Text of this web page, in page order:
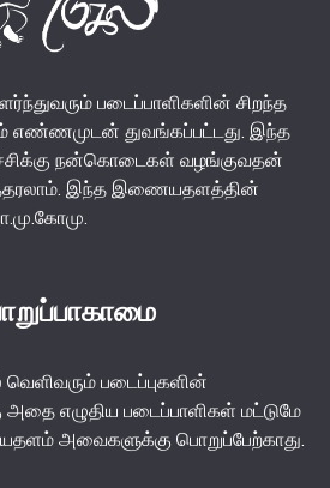
படைப்பாளிகளின் சிறந்த
எண்ணமுடன் துவங்கப்பட்டது. இந்த
நன்கொடைகள் வழங்குவதன்
இந்த இணையதளத்தின்
படைப்புகளின்
எழுதிய படைப்பாளிகள் மட்டுமே
அவைகளுக்கு பொறுப்பேற்காது.